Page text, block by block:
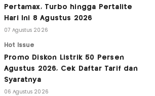
Pertamax, Turbo hingga Pertalite
Hari Ini 8 Agustus 2026
07 Agustus 2026
Hot Issue
Promo Diskon Listrik 50 Persen
Agustus 2026, Cek Daftar Tarif dan
Syaratnya
06 Agustus 2026